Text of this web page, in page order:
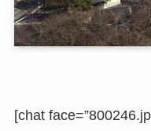
[chat